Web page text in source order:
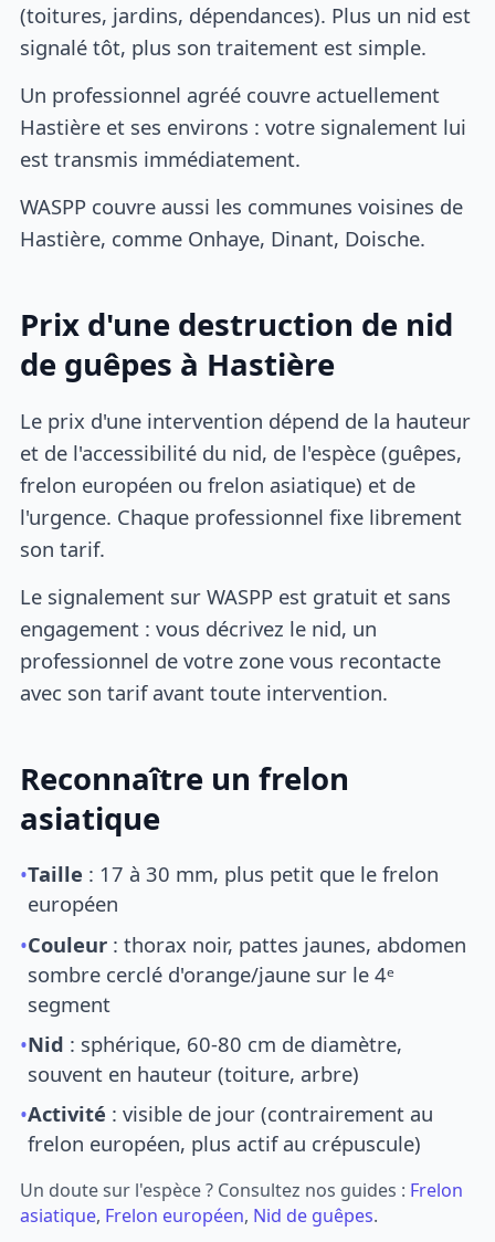
(toitures, jardins, dépendances). Plus un nid est
signalé tôt, plus son traitement est simple.
Un professionnel agréé couvre actuellement
Hastière et ses environs : votre signalement lui
est transmis immédiatement.
WASPP couvre aussi les communes voisines de
Hastière, comme Onhaye, Dinant, Doische.
Prix d'une destruction de nid
de guêpes à Hastière
Le prix d'une intervention dépend de la hauteur
et de l'accessibilité du nid, de l'espèce (guêpes,
frelon européen ou frelon asiatique) et de
l'urgence. Chaque professionnel fixe librement
son tarif.
Le signalement sur WASPP est gratuit et sans
engagement : vous décrivez le nid, un
professionnel de votre zone vous recontacte
avec son tarif avant toute intervention.
Reconnaître un frelon
asiatique
•Taille : 17 à 30 mm, plus petit que le frelon
européen
•Couleur : thorax noir, pattes jaunes, abdomen
sombre cerclé d'orange/jaune sur le 4ᵉ
segment
•Nid : sphérique, 60-80 cm de diamètre,
souvent en hauteur (toiture, arbre)
•Activité : visible de jour (contrairement au
frelon européen, plus actif au crépuscule)
Un doute sur l'espèce ? Consultez nos guides : Frelon
asiatique, Frelon européen, Nid de guêpes.